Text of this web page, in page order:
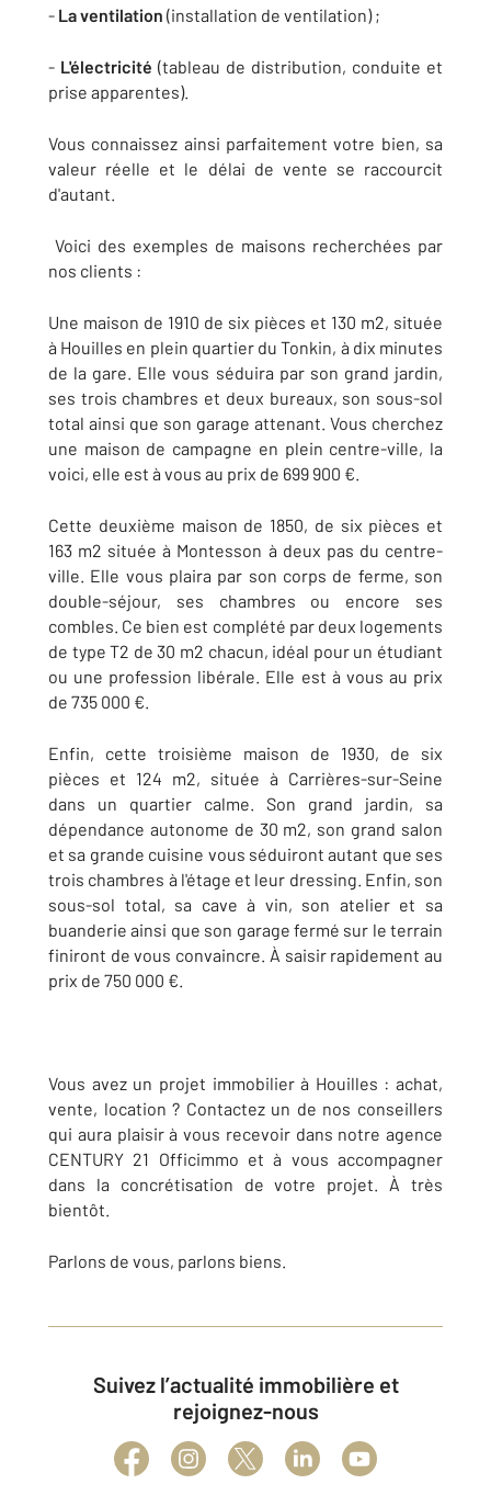
- La ventilation (installation de ventilation) ;
- L'électricité (tableau de distribution, conduite et
prise apparentes).
Vous connaissez ainsi parfaitement votre bien, sa
valeur réelle et le délai de vente se raccourcit
d'autant.
Voici des exemples de maisons recherchées par
nos clients :
Une maison de 1910 de six pièces et 130 m2, située
à Houilles en plein quartier du Tonkin, à dix minutes
de la gare. Elle vous séduira par son grand jardin,
ses trois chambres et deux bureaux, son sous-sol
total ainsi que son garage attenant. Vous cherchez
une maison de campagne en plein centre-ville, la
voici, elle est à vous au prix de 699 900 €.
Cette deuxième maison de 1850, de six pièces et
163 m2 située à Montesson à deux pas du centre-
ville. Elle vous plaira par son corps de ferme, son
double-séjour, ses chambres ou encore ses
combles. Ce bien est complété par deux logements
de type T2 de 30 m2 chacun, idéal pour un étudiant
ou une profession libérale. Elle est à vous au prix
de 735 000 €.
Enfin, cette troisième maison de 1930, de six
pièces et 124 m2, située à Carrières-sur-Seine
dans un quartier calme. Son grand jardin, sa
dépendance autonome de 30 m2, son grand salon
et sa grande cuisine vous séduiront autant que ses
trois chambres à l'étage et leur dressing. Enfin, son
sous-sol total, sa cave à vin, son atelier et sa
buanderie ainsi que son garage fermé sur le terrain
finiront de vous convaincre. À saisir rapidement au
prix de 750 000 €.
Vous avez un projet immobilier à Houilles : achat,
vente, location ? Contactez un de nos conseillers
qui aura plaisir à vous recevoir dans notre agence
CENTURY 21 Officimmo et à vous accompagner
dans la concrétisation de votre projet. À très
bientôt.
Parlons de vous, parlons biens.
Suivez l’actualité immobilière et
rejoignez-nous